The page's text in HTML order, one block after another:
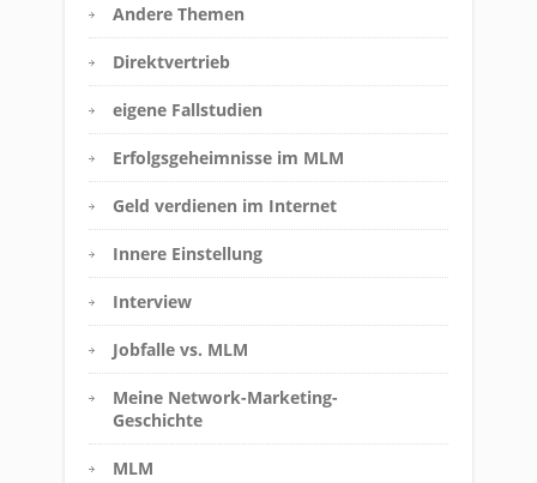
Andere Themen
Direktvertrieb
eigene Fallstudien
Erfolgsgeheimnisse im MLM
Geld verdienen im Internet
Innere Einstellung
Interview
Jobfalle vs. MLM
Meine Network-Marketing-
Geschichte
MLM